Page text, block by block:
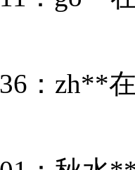
： zh**